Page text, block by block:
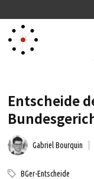
Entscheide
Gabriel Bourquin
BGer-Entscheide